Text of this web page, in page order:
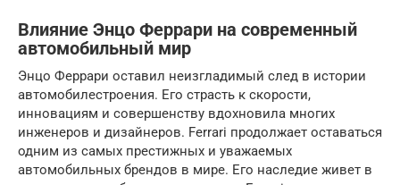
Влияние Энцо Феррари на современный
автомобильный мир
Энцо Феррари оставил неизгладимый след в истории
автомобилестроения. Его страсть к скорости,
инновациям и совершенству вдохновила многих
инженеров и дизайнеров. Ferrari продолжает оставаться
одним из самых престижных и уважаемых
автомобильных брендов в мире. Его наследие живет в